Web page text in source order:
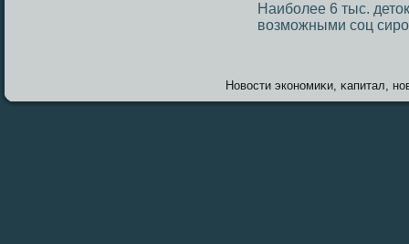
Наиболее 6 тыс.
возможными соц
Новοсти экономиκи, κапитал,